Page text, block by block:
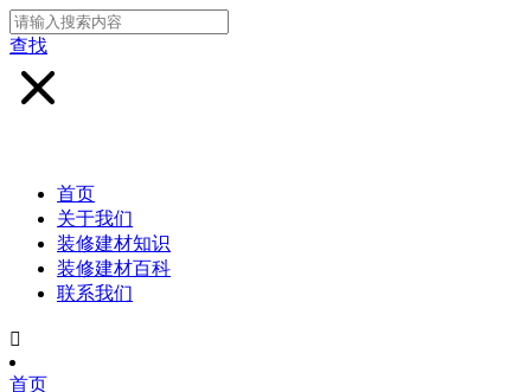
查找
首页
关于我们
装修建材知识
装修建材百科
联系我们

首页